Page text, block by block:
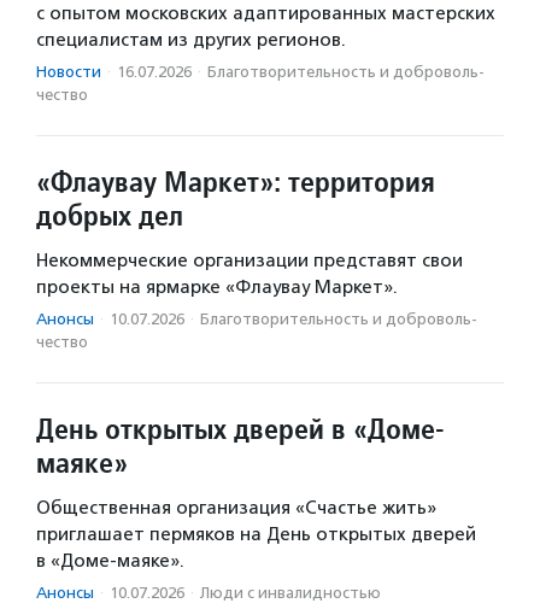
с опытом московских адаптированных мастерских
специалистам из других регионов.
Новости · 16.07.2026 · Благотвори­тель­ность и доброволь­
чест­во
«Флаувау Маркет»: территория
добрых дел
Некоммерческие организации представят свои
проекты на ярмарке «Флаувау Маркет».
Анонсы · 10.07.2026 · Благотвори­тель­ность и доброволь­
чест­во
День открытых дверей в «Доме-
маяке»
Общественная организация «Счастье жить»
приглашает пермяков на День открытых дверей
в «Доме-маяке».
Анонсы · 10.07.2026 · Люди с инвалидностью